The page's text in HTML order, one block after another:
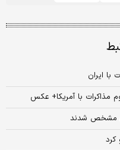
با ایران
مذاکرات با آمریکا+ عکس
مشخص شدند